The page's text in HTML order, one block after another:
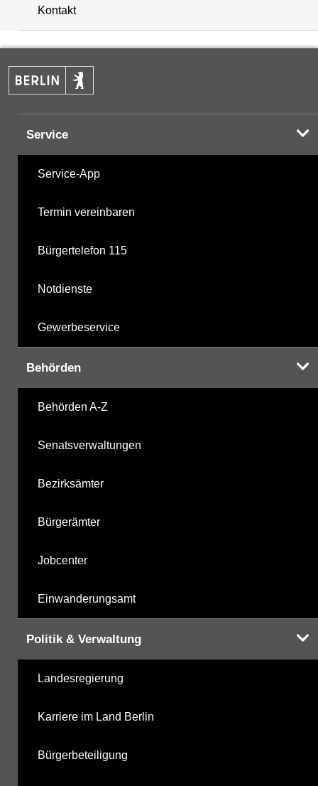
+
−
Kontakt
Service
Service-App
Termin vereinbaren
Bürgertelefon 115
Notdienste
Gewerbeservice
Behörden
Behörden A-Z
Senatsverwaltungen
Bezirksämter
Bürgerämter
Jobcenter
Einwanderungsamt
Politik & Verwaltung
Landesregierung
Karriere im Land Berlin
Bürgerbeteiligung